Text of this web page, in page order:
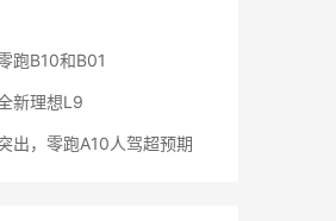
跑B10和B01
新理想L9
出，零跑A10人驾超预期